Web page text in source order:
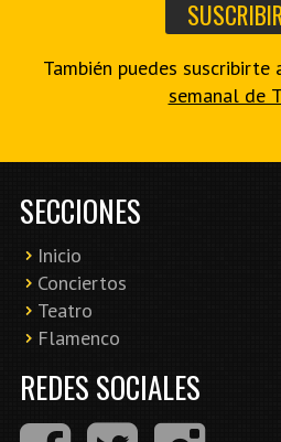
También puedes suscribirte
semanal de
SECCIONES
Inicio
Conciertos
Teatro
Flamenco
REDES SOCIALES